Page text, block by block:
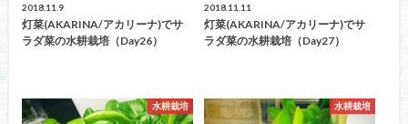
2018.11.9
灯菜(AKARINA/アカリーナ)でサ
ラダ菜の水耕栽培（day26）
2018.11.11
灯菜(AKARINA/アカリーナ)でサ
ラダ菜の水耕栽培（day27）
水耕栽培 水耕栽培